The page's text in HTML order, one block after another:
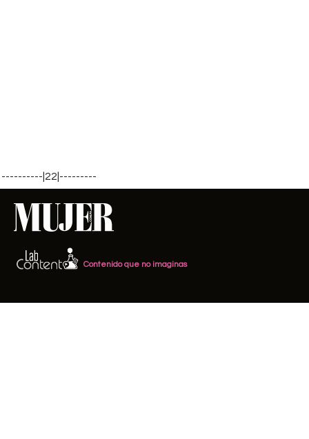
----------|22|---------
Contenido que no imaginas